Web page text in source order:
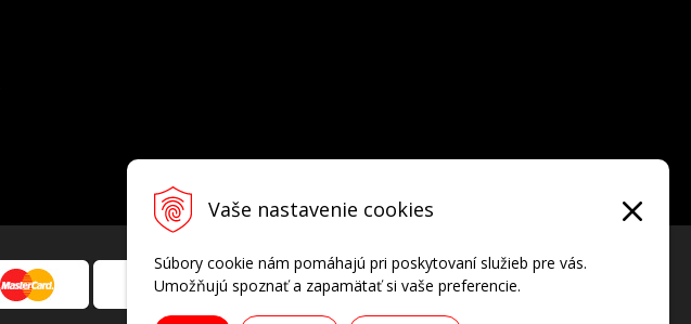
Vaše nastavenie cookies
Súbory cookie nám pomáhajú pri poskytovaní služieb pre vás.
Umožňujú spoznať a zapamätať si vaše preferencie.